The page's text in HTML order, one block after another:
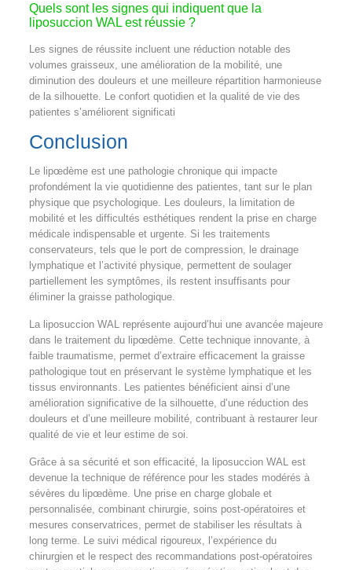
Quels sont les signes qui indiquent que la
liposuccion WAL est réussie ?
Les signes de réussite incluent une réduction notable des
volumes graisseux, une amélioration de la mobilité, une
diminution des douleurs et une meilleure répartition harmonieuse
de la silhouette. Le confort quotidien et la qualité de vie des
patientes s’améliorent significati
Conclusion
Le lipœdème est une pathologie chronique qui impacte
profondément la vie quotidienne des patientes, tant sur le plan
physique que psychologique. Les douleurs, la limitation de
mobilité et les difficultés esthétiques rendent la prise en charge
médicale indispensable et urgente. Si les traitements
conservateurs, tels que le port de compression, le drainage
lymphatique et l’activité physique, permettent de soulager
partiellement les symptômes, ils restent insuffisants pour
éliminer la graisse pathologique.
La liposuccion WAL représente aujourd’hui une avancée majeure
dans le traitement du lipœdème. Cette technique innovante, à
faible traumatisme, permet d’extraire efficacement la graisse
pathologique tout en préservant le système lymphatique et les
tissus environnants. Les patientes bénéficient ainsi d’une
amélioration significative de la silhouette, d’une réduction des
douleurs et d’une meilleure mobilité, contribuant à restaurer leur
qualité de vie et leur estime de soi.
Grâce à sa sécurité et son efficacité, la liposuccion WAL est
devenue la technique de référence pour les stades modérés à
sévères du lipœdème. Une prise en charge globale et
personnalisée, combinant chirurgie, soins post-opératoires et
mesures conservatrices, permet de stabiliser les résultats à
long terme. Le suivi médical rigoureux, l’expérience du
chirurgien et le respect des recommandations post-opératoires